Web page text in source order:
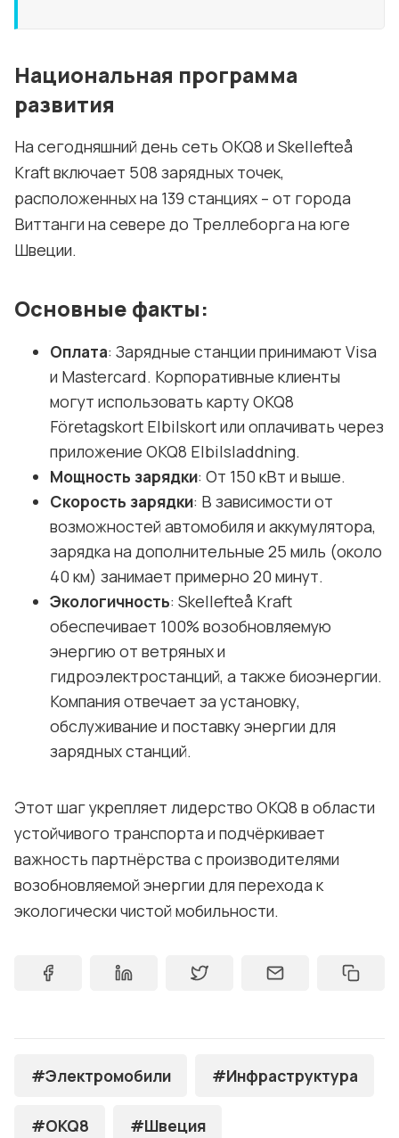
Национальная программа
развития
На сегодняшний день сеть OKQ8 и Skellefteå
Kraft включает 508 зарядных точек,
расположенных на 139 станциях – от города
Виттанги на севере до Треллеборга на юге
Швеции.
Основные факты:
Оплата: Зарядные станции принимают Visa
и Mastercard. Корпоративные клиенты
могут использовать карту OKQ8
Företagskort Elbilskort или оплачивать через
приложение OKQ8 Elbilsladdning.
Мощность зарядки: От 150 кВт и выше.
Скорость зарядки: В зависимости от
возможностей автомобиля и аккумулятора,
зарядка на дополнительные 25 миль (около
40 км) занимает примерно 20 минут.
Экологичность: Skellefteå Kraft
обеспечивает 100% возобновляемую
энергию от ветряных и
гидроэлектростанций, а также биоэнергии.
Компания отвечает за установку,
обслуживание и поставку энергии для
зарядных станций.
Этот шаг укрепляет лидерство OKQ8 в области
устойчивого транспорта и подчёркивает
важность партнёрства с производителями
возобновляемой энергии для перехода к
экологически чистой мобильности.
#Электромобили #Инфраструктура
#OKQ8 #Швеция